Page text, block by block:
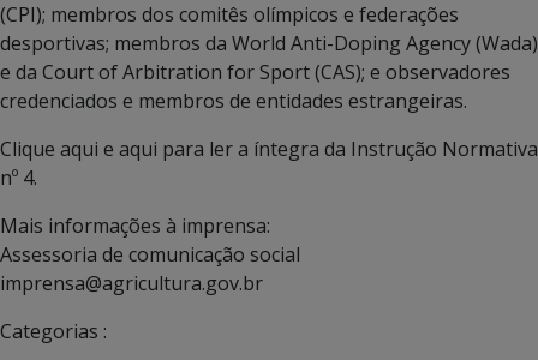
(CPI); membros dos comitês olímpicos e federações
desportivas; membros da World Anti-Doping Agency (Wada)
e da Court of Arbitration for Sport (CAS); e observadores
credenciados e membros de entidades estrangeiras.
Clique aqui e aqui para ler a íntegra da Instrução Normativa
nº 4.
Mais informações à imprensa:
Assessoria de comunicação social
imprensa@agricultura.gov.br
Categorias :